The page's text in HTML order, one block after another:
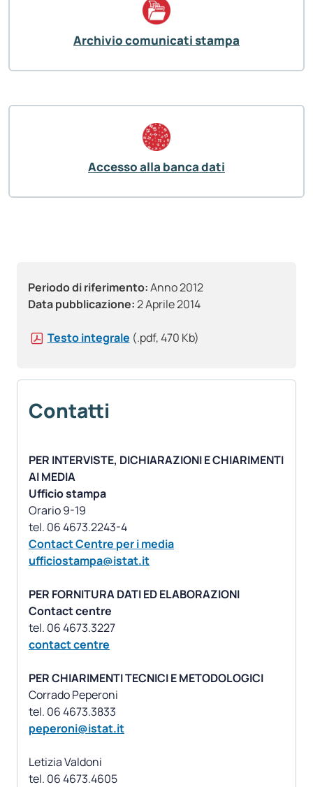
Periodo di riferimento:Anno 2012
Data pubblicazione:2 Aprile 2014
Testo integrale (.pdf, 470 Kb)
Contatti
PER INTERVISTE, DICHIARAZIONI E CHIARIMENTI
AI MEDIA
Ufficio stampa
Orario 9-19
Contact Centre per i media
ufficiostampa@istat.it
PER FORNITURA DATI ED ELABORAZIONI
Contact centre
contact centre
PER CHIARIMENTI TECNICI E METODOLOGICI
Corrado Peperoni
peperoni@istat.it
Letizia Valdoni
Archivio comunicati stampa
Accesso alla banca dati